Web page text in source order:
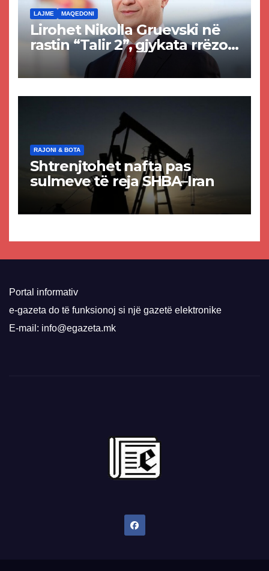
LAJME MAQEDONI
Lirohet Nikolla Gruevski në
rastin “Talir 2”, gjykata rrëzon
akuzat për ndërtimin e
paligjshëm të selisë së
RAJONI & BOTA
Shtrenjtohet nafta pas
sulmeve të reja SHBA–Iran
Portal informativ
e-gazeta do të funksionoj si një gazetë elektronike
E-mail: info@egazeta.mk